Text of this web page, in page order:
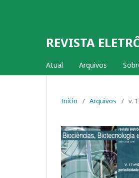
REVISTA
Atual Arquivos
Início / Arquivos / v.